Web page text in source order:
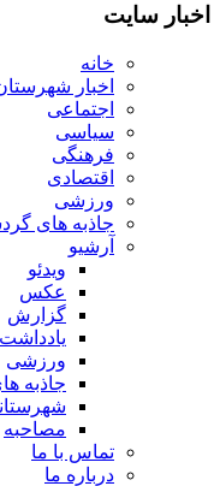
اخبار سایت
خانه
اخبار
اجتماعی
سیاسی
فرهنگی
اقتصادی
ورزشی
جاذبه های
آرشیو
ویدئو
عکس
گزارش
یادداشت
ورزشی
جاذبه
مصاحبه
تماس با ما
درباره ما